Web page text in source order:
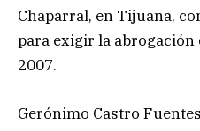
Chaparral, en Tijuana,
para exigir la abrogación
2007.
Gerónimo Castro